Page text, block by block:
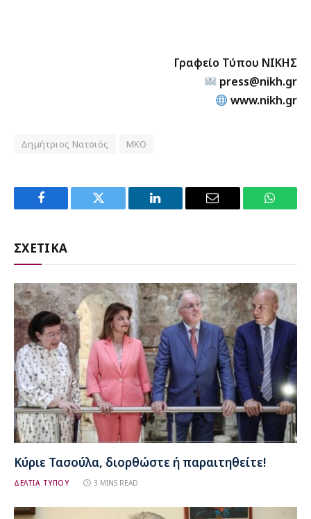
Γραφείο Τύπου ΝΙΚΗΣ
press@nikh.gr
www.nikh.gr
Δημήτριος Νατσιός ΜΚΟ
Facebook Twitter LinkedIn Email
ΣΧΕΤΙΚΑ
Κύριε Τασούλα, διορθώστε ή παραιτηθείτε!
ΔΕΛΤΙΑ ΤΥΠΟΥ 3 MINS READ